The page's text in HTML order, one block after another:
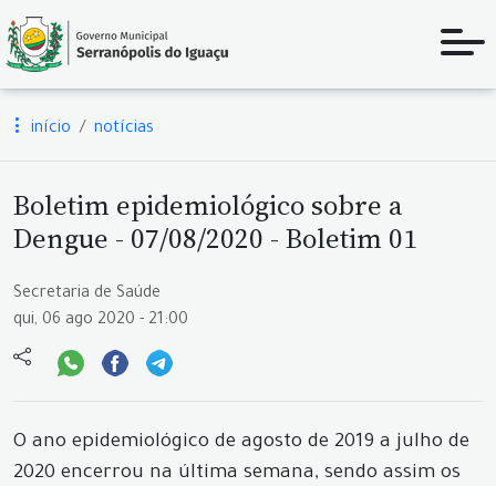
início notícias
Boletim epidemiológico sobre a
Dengue - 07/08/2020 - Boletim 01
Secretaria de Saúde
qui, 06 ago 2020 - 21:00
O ano epidemiológico de agosto de 2019 a julho de
2020 encerrou na última semana, sendo assim os